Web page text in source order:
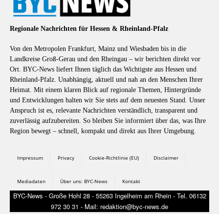
Regionale Nachrichten für Hessen & Rheinland-Pfalz
Von den Metropolen Frankfurt, Mainz und Wiesbaden bis in die
Landkreise Groß-Gerau und den Rheingau – wir berichten direkt vor
Ort. BYC-News liefert Ihnen täglich das Wichtigste aus Hessen und
Rheinland-Pfalz. Unabhängig, aktuell und nah an den Menschen Ihrer
Heimat. Mit einem klaren Blick auf regionale Themen, Hintergründe
und Entwicklungen halten wir Sie stets auf dem neuesten Stand. Unser
Anspruch ist es, relevante Nachrichten verständlich, transparent und
zuverlässig aufzubereiten. So bleiben Sie informiert über das, was Ihre
Region bewegt – schnell, kompakt und direkt aus Ihrer Umgebung.
Impressum Privacy Cookie-Richtlinie (EU) Disclaimer
Mediadaten Über uns: BYC-News Kontakt
BYC-News - Große Hohl 28 - 55263 Ingelheim am Rhein - Tel. 06132
972 30 31 - Mail: redaktion@byc-news.de